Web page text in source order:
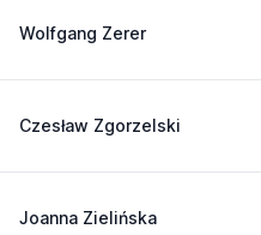
Wolfgang Zerer
Czesław Zgorzelski
Joanna Zielińska